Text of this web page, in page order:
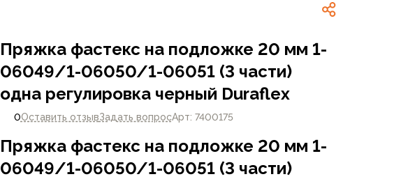
Пряжка фастекс на подложке 20 мм 1-
06049/1-06050/1-06051 (3 части)
одна регулировка черный Duraflex
0Оставить отзывЗадать вопросАрт: 7400175
Пряжка фастекс на подложке 20 мм 1-
06049/1-06050/1-06051 (3 части)